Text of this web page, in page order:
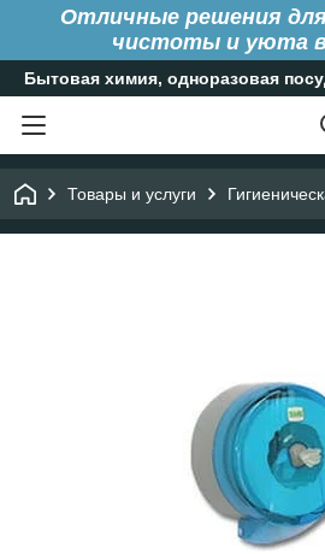
Отличные решения
чистоты и уюта
Бытовая химия, одноразовая
Товары и услуги